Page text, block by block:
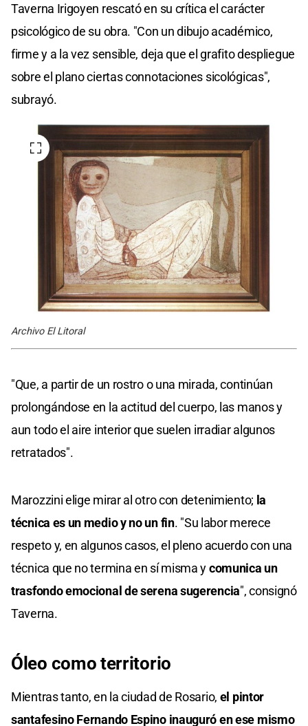
Taverna Irigoyen rescató en su crítica el carácter
psicológico de su obra. "Con un dibujo académico,
firme y a la vez sensible, deja que el grafito despliegue
sobre el plano ciertas connotaciones sicológicas",
subrayó.
Archivo El Litoral
"Que, a partir de un rostro o una mirada, continúan
prolongándose en la actitud del cuerpo, las manos y
aun todo el aire interior que suelen irradiar algunos
retratados".
Marozzini elige mirar al otro con detenimiento; la
técnica es un medio y no un fin. "Su labor merece
respeto y, en algunos casos, el pleno acuerdo con una
técnica que no termina en sí misma ycomunica un
trasfondo emocional de serena sugerencia", consignó
Taverna.
Óleo como territorio
Mientras tanto, en la ciudad de Rosario, el pintor
santafesino Fernando Espino inauguró en ese mismo